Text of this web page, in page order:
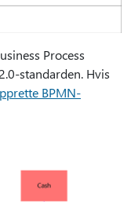
Process
standarden. Hvis
BPMN-